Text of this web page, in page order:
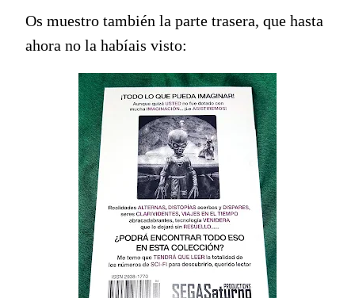
Os muestro también la parte trasera, que hasta
ahora no la habíais visto: